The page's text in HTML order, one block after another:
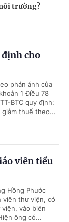
trường?
định cho
phản ánh của
1 Điều 78
BTC quy định:
thuế theo...
viên tiểu
Hồng Phước
viên thư viện, có
viện, vào biên
ông có...